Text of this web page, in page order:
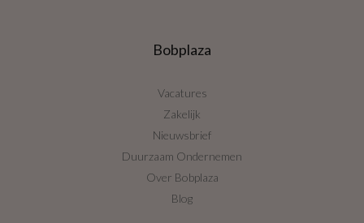
Bobplaza
Vacatures
Zakelijk
Nieuwsbrief
Duurzaam Ondernemen
Over Bobplaza
Blog